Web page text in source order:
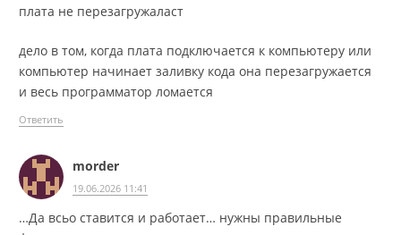
плата не перезагружаласт
дело в том, когда плата подключается к компьютеру или
компьютер начинает заливку кода она перезагружается
и весь программатор ломается
Ответить
morder
19.06.2026 11:41
…Да всьо ставится и работает… нужны правильные